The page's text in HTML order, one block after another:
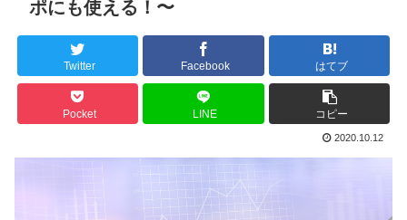
ポにも使える！〜
Twitter Facebook はてブ
Pocket LINE コピー
2020.10.12